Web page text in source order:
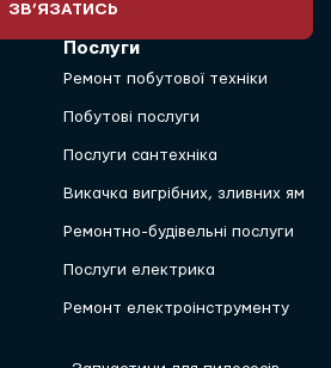
ЗВ’ЯЗАТИСЬ
Послуги
Ремонт побутової техніки
Побутові послуги
Послуги сантехніка
Викачка вигрібних, зливних ям
Ремонтно-будівельні послуги
Послуги електрика
Ремонт електроінструменту